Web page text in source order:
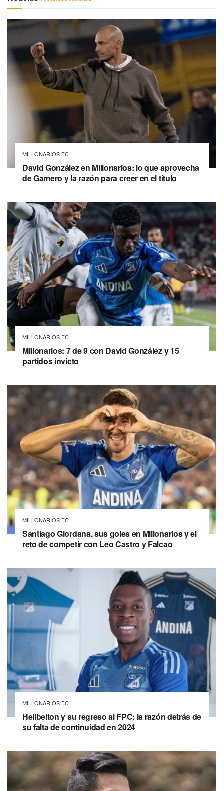
MILLONARIOS FC
David González en Millonarios: lo que aprovecha
de Gamero y la razón para creer en el título
MILLONARIOS FC
Millonarios: 7 de 9 con David González y 15
partidos invicto
MILLONARIOS FC
Santiago Giordana, sus goles en Millonarios y el
reto de competir con Leo Castro y Falcao
MILLONARIOS FC
Helibelton y su regreso al FPC: la razón detrás de
su falta de continuidad en 2024